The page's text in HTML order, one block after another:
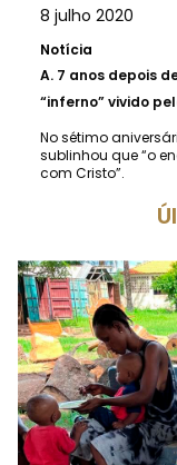
8 julho 2020
Notícia
A. 7 anos depois
“inferno” vivido
No sétimo
sublinhou que “o
com Cristo”.